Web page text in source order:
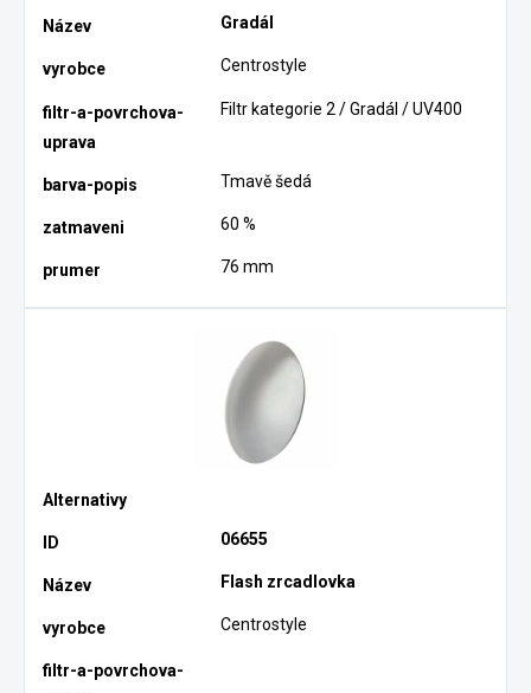
Gradál
Centrostyle
Filtr kategorie 2 / Gradál / UV400
Tmavě šedá
60 %
76 mm
06655
Flash zrcadlovka
Centrostyle